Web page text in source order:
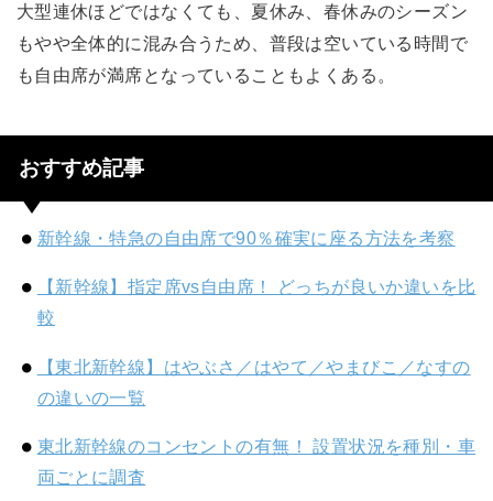
大型連休ほどではなくても、夏休み、春休みのシーズン
もやや全体的に混み合うため、普段は空いている時間で
も自由席が満席となっていることもよくある。
おすすめ記事
新幹線・特急の自由席で90％確実に座る方法を考察
【新幹線】指定席vs自由席！ どっちが良いか違いを比
較
【東北新幹線】はやぶさ／はやて／やまびこ／なすの
の違いの一覧
東北新幹線のコンセントの有無！ 設置状況を種別・車
両ごとに調査